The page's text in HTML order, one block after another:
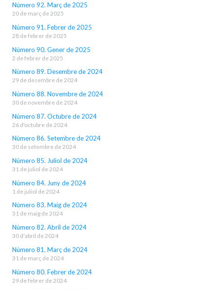
Número 92. Març de 2025
20 de març de 2025
Número 91. Febrer de 2025
28 de febrer de 2025
Número 90. Gener de 2025
2 de febrer de 2025
Número 89. Desembre de 2024
29 de desembre de 2024
Número 88. Novembre de 2024
30 de novembre de 2024
Número 87. Octubre de 2024
26 d'octubre de 2024
Número 86. Setembre de 2024
30 de setembre de 2024
Número 85. Juliol de 2024
31 de juliol de 2024
Número 84. Juny de 2024
1 de juliol de 2024
Número 83. Maig de 2024
31 de maig de 2024
Número 82. Abril de 2024
30 d'abril de 2024
Número 81. Març de 2024
31 de març de 2024
Número 80. Febrer de 2024
29 de febrer de 2024